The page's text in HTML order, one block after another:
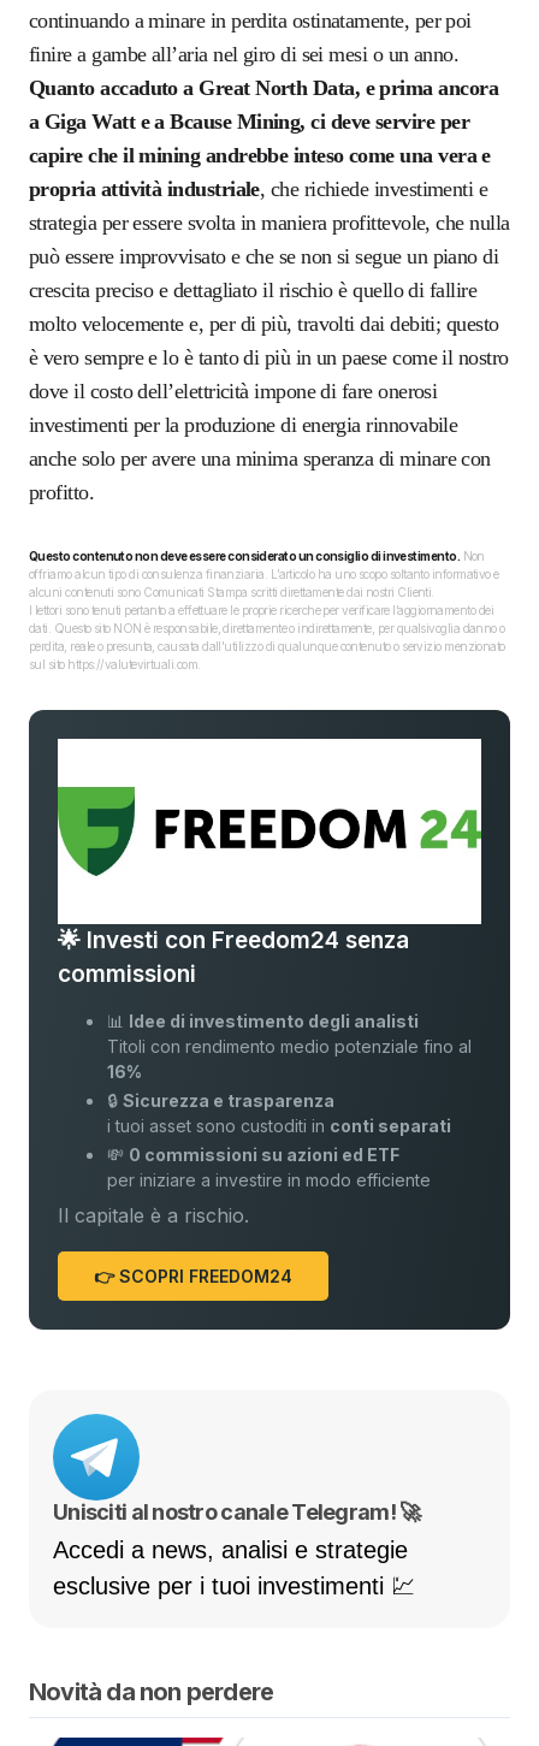
continuando a minare in perdita ostinatamente, per poi
finire a gambe all’aria nel giro di sei mesi o un anno.
Quanto accaduto aGreat North Data, e prima ancora
a Giga Watt e a Bcause Mining, ci deve servire per
capire che il mining andrebbe inteso come una vera e
propria attività industriale, che richiede investimenti e
strategia per essere svolta in maniera profittevole, che nulla
può essere improvvisato e che se non si segue un piano di
crescita preciso e dettagliato il rischio è quello di fallire
molto velocemente e, per di più, travolti dai debiti; questo
è vero sempre e lo è tanto di più in un paese come il nostro
dove il costo dell’elettricità impone di fare onerosi
investimenti per la produzione di energia rinnovabile
anche solo per avere una minima speranza di minare con
profitto.
Questo contenuto non deve essere considerato un consiglio di investimento. Non
offriamo alcun tipo di consulenza finanziaria. L’articolo ha uno scopo soltanto informativo e
alcuni contenuti sono Comunicati Stampa scritti direttamente dai nostri Clienti.
I lettori sono tenuti pertanto a effettuare le proprie ricerche per verificare l’aggiornamento dei
dati. Questo sito NON è responsabile, direttamente o indirettamente, per qualsivoglia danno o
perdita, reale o presunta, causata dall'utilizzo di qualunque contenuto o servizio menzionato
sul sito https://valutevirtuali.com.
🌟 Investi con Freedom24 senza
commissioni
📊 Idee di investimento degli analisti
Titoli con rendimento medio potenziale fino al
16%
🔒Sicurezza e trasparenza
i tuoi asset sono custoditi in conti separati
💸 0 commissioni su azioni ed ETF
per iniziare a investire in modo efficiente
Il capitale è a rischio.
👉 SCOPRI FREEDOM24
Unisciti al nostro canale Telegram! 🚀
Accedi a news, analisi e strategie
esclusive per i tuoi investimenti 💹
Novità da non perdere